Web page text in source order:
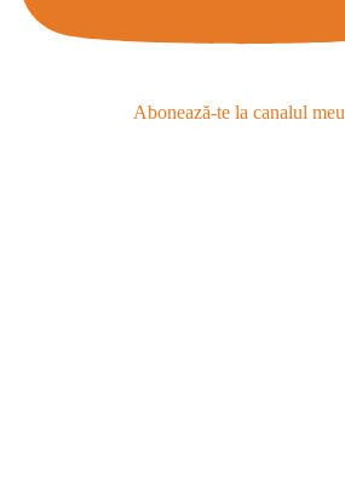
Abonează-te la canalul meu